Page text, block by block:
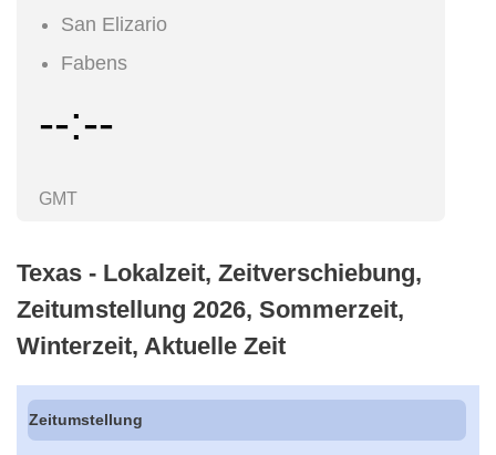
San Elizario
Fabens
--:--
GMT
Texas - Lokalzeit, Zeitverschiebung,
Zeitumstellung 2026, Sommerzeit,
Winterzeit, Aktuelle Zeit
Zeitumstellung